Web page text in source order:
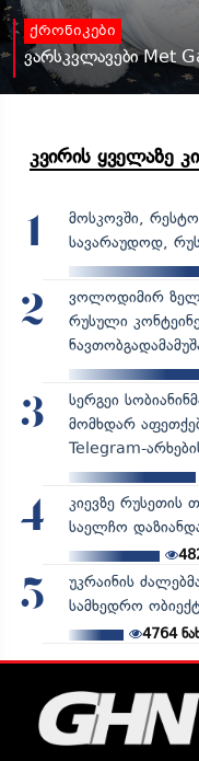
ქრონიკები
ვარსკვლავები Met
კვირის ყველაზე
1
მოსკოვში,
სავარაუდოდ,
2
ვოლოდიმირ
რუსული
3
სერგეი
მომხდარ
Telegram-
4
კიევზე რუსეთის
საელჩო
5
უკრაინის
სამხედრო
4764